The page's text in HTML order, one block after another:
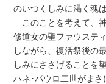
のいつくしみに渇く魂
このことを考えて、
修道女の聖ファウステ
しながら、復活祭後の
しみにささげることを
ハネ･パウロ二世がま